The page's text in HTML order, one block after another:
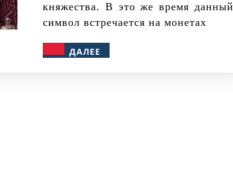
княжества. В это же время данный
символ встречается на монетах
ДАЛЕЕ